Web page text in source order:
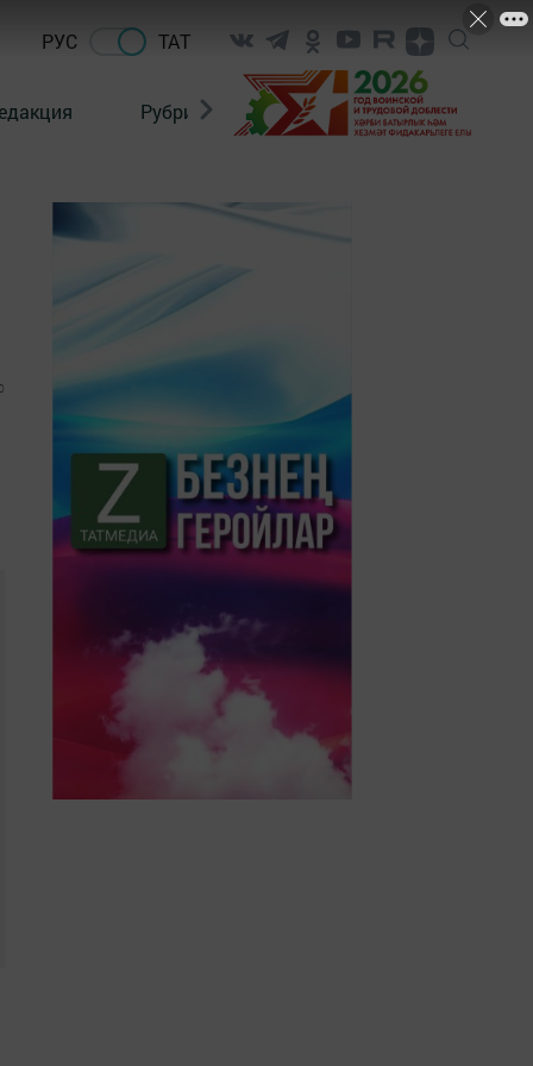
РУС ТАТ
Рубрикалар